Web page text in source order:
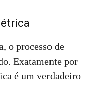
o processo de
Exatamente por
é um verdadeiro